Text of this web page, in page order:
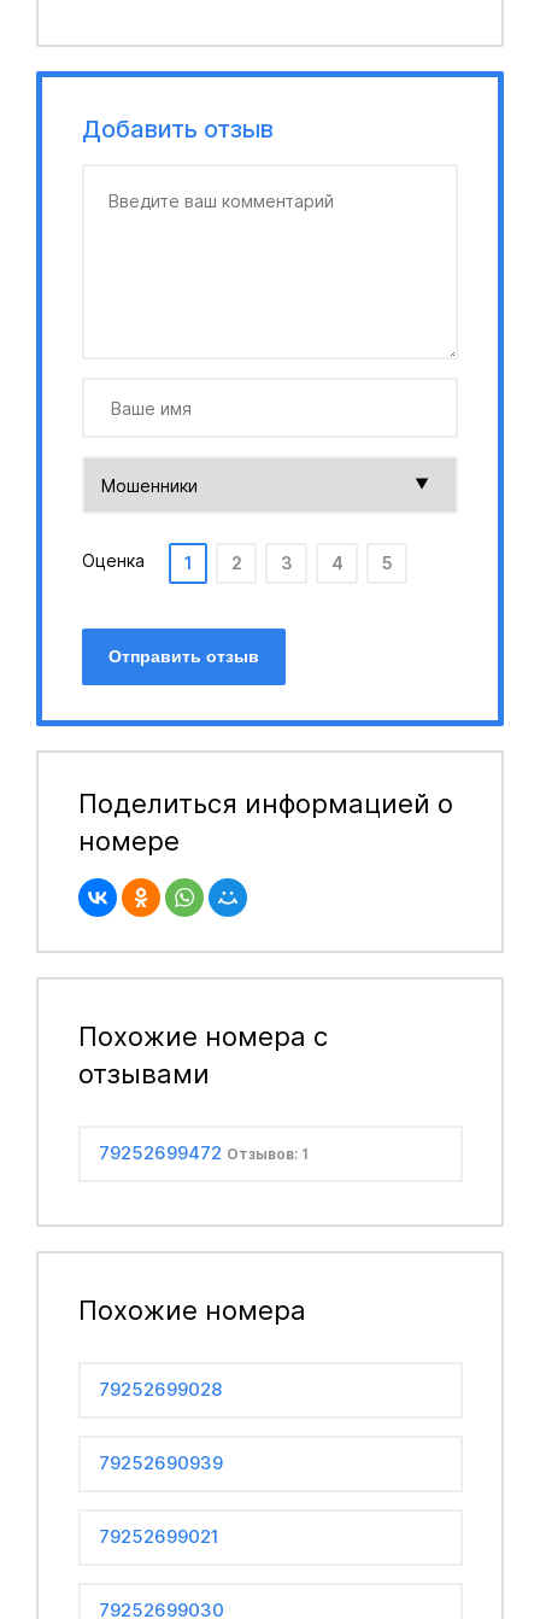
Добавить отзыв
Оценка 1 2 3 4 5
Отправить отзыв
Поделиться информацией о
номере
Похожие номера с
отзывами
79252699472 Отзывов: 1
Похожие номера
79252699028
79252690939
79252699021
79252699030